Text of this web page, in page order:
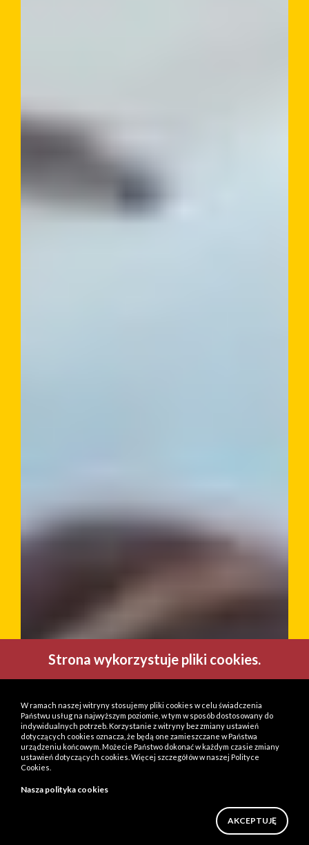
Strona wykorzystuje pliki cookies.
W ramach naszej witryny stosujemy pliki cookies w celu świadczenia
Państwu usług na najwyższym poziomie, w tym w sposób dostosowany do
indywidualnych potrzeb. Korzystanie z witryny bez zmiany ustawień
dotyczących cookies oznacza, że będą one zamieszczane w Państwa
urządzeniu końcowym. Możecie Państwo dokonać w każdym czasie zmiany
ustawień dotyczących cookies. Więcej szczegółów w naszej Polityce
Cookies.
Nasza polityka cookies
AKCEPTUJĘ